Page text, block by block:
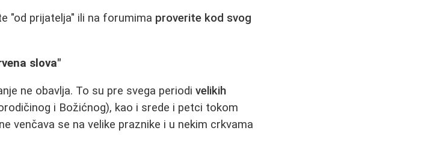
"od prijatelja" ili na forumima proverite kod svog
slova"
ne obavlja. To su pre svega periodivelikih
i Božićnog), kao i srede i petci tokom
venčava se na velike praznike i u nekim crkvama